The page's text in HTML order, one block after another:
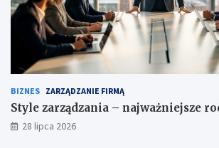
BIZNES ZARZĄDZANIE FIRMĄ
Style zarządzania – najważniejsze
28 lipca 2026